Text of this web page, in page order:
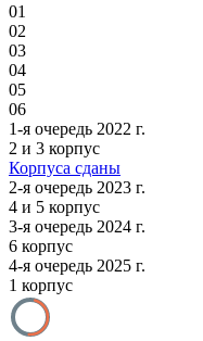
01
02
03
04
05
06
1-я очередь 2022 г.
2 и 3 корпус
Корпуса сданы
2-я очередь 2023 г.
4 и 5 корпус
3-я очередь 2024 г.
6 корпус
4-я очередь 2025 г.
1 корпус